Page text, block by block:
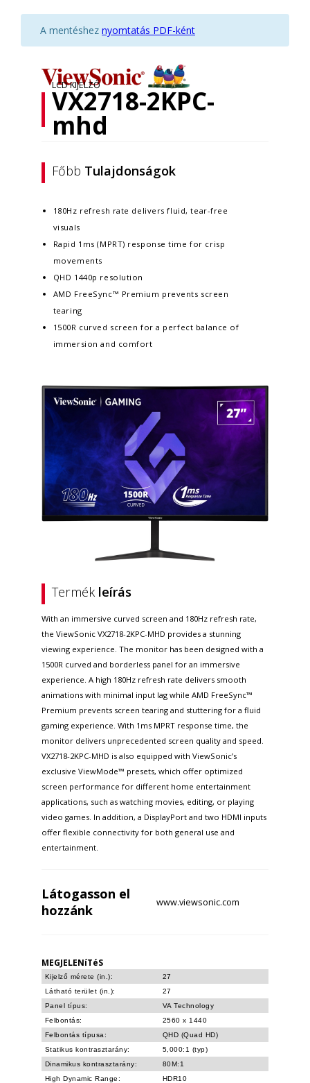
A mentéshez nyomtatás PDF-ként
LCD KIJELZŐ
VX2718-2KPC-
mhd
Főbb Tulajdonságok
180Hz refresh rate delivers fluid, tear-free
visuals
Rapid 1ms (MPRT) response time for crisp
movements
QHD 1440p resolution
AMD FreeSync™ Premium prevents screen
tearing
1500R curved screen for a perfect balance of
immersion and comfort
Termék leírás
With an immersive curved screen and 180Hz refresh rate,
the ViewSonic VX2718-2KPC-MHD provides a stunning
viewing experience. The monitor has been designed with a
1500R curved and borderless panel for an immersive
experience. A high 180Hz refresh rate delivers smooth
animations with minimal input lag while AMD FreeSync™
Premium prevents screen tearing and stuttering for a fluid
gaming experience. With 1ms MPRT response time, the
monitor delivers unprecedented screen quality and speed.
VX2718-2KPC-MHD is also equipped with ViewSonic’s
exclusive ViewMode™ presets, which offer optimized
screen performance for different home entertainment
applications, such as watching movies, editing, or playing
video games. In addition, a DisplayPort and two HDMI inputs
offer flexible connectivity for both general use and
entertainment.
Látogasson el
hozzánk
www.viewsonic.com
MEGJELENíTéS
Kijelző mérete (in.):
27
Látható terület (in.):
27
Panel típus:
VA Technology
Felbontás:
2560 x 1440
Felbontás típusa:
QHD (Quad HD)
Statikus kontrasztarány:
5,000:1 (typ)
Dinamikus kontrasztarány:
80M:1
High Dynamic Range:
HDR10